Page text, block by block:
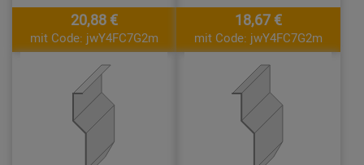
20,88 €
mit Code: jwY4FC7G2m
18,67 €
mit Code: jwY4FC7G2m